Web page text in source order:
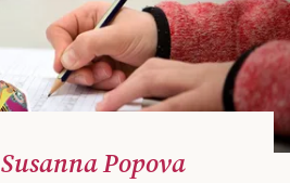
Susanna Popova